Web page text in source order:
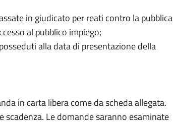
in giudicato per reati contro la pubblica
al pubblico impiego;
alla data di presentazione della
in carta libera come da scheda allegata.
scadenza. Le domande saranno esaminate